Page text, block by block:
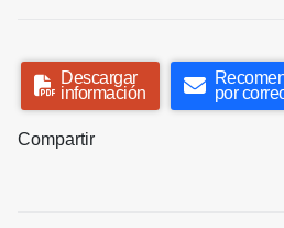
Descargar
información
por
Compartir